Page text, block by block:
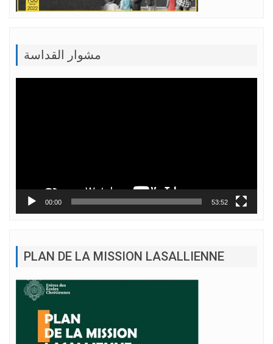
مشوار القداسة
00:00 53:52
PLAN DE LA MISSION LASALLIENNE